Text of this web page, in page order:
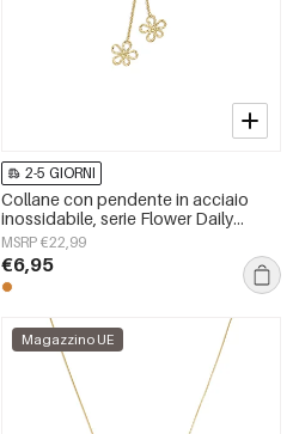
2-5 GIORNI
Collane con pendente in acciaio
inossidabile, serie Flower Daily
Simple, gioielli da donna
MSRP €22,99
€6,95
Magazzino UE